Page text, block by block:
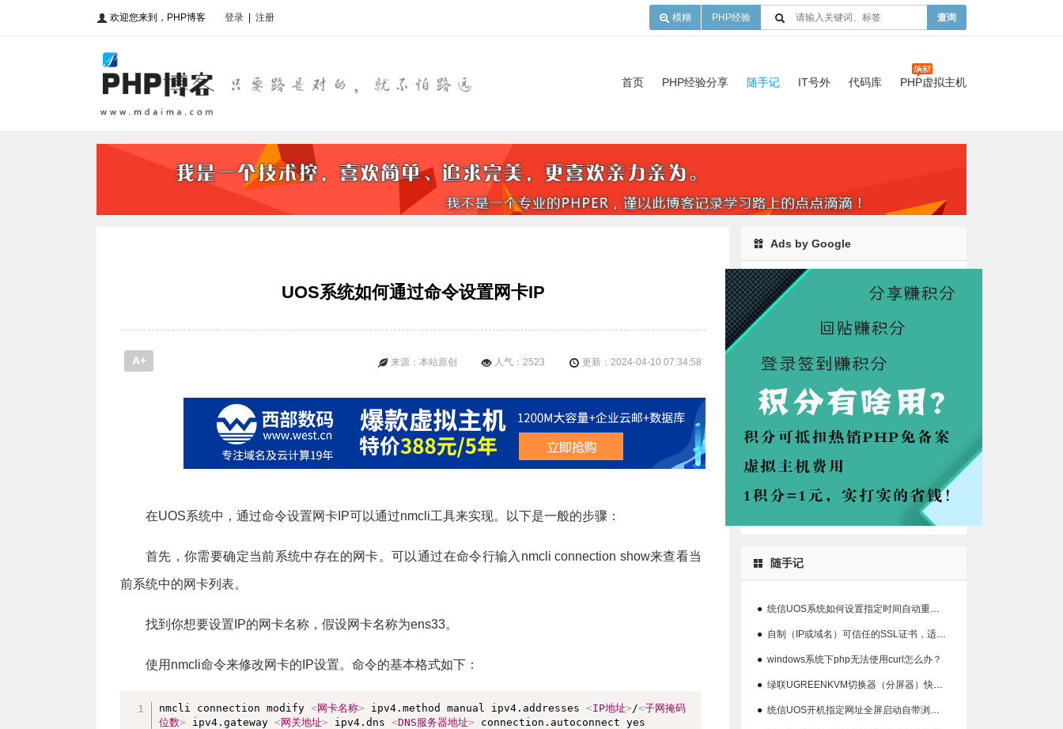
欢迎您来到，PHP博客 登录 注册 模糊 PHP经验 查询
首页 PHP经验分享 随手记 IT号外 代码库 PHP虚拟主机
UOS系统如何通过命令设置网卡IP
更新：2024-04-10 07:34:58
人气：2523
来源：本站原创
A+
在UOS系统中，通过命令设置网卡IP可以通过nmcli工具来实现。以下是一般的步骤：
首先，你需要确定当前系统中存在的网卡。可以通过在命令行输入nmcli connection show来查看当
前系统中的网卡列表。
找到你想要设置IP的网卡名称，假设网卡名称为ens33。
使用nmcli命令来修改网卡的IP设置。命令的基本格式如下：
nmcli connection modify <网卡名称> ipv4.method manual ipv4.addresses <IP地址>/<子网掩码
位数> ipv4.gateway <网关地址> ipv4.dns <DNS服务器地址> connection.autoconnect yes
复制
Ads by Google
随手记
● 统信UOS系统如何设置指定时间自动重启系统的方法
● 自制（IP或域名）可信任的SSL证书，适用360、chrome等浏览器
● windows系统下php无法使用curl怎么办？
● 绿联UGREENKVM切换器（分屏器）快捷键丢失解决办法
● 统信UOS开机指定网址全屏启动自带浏览器以及屏蔽ALT+F4关闭